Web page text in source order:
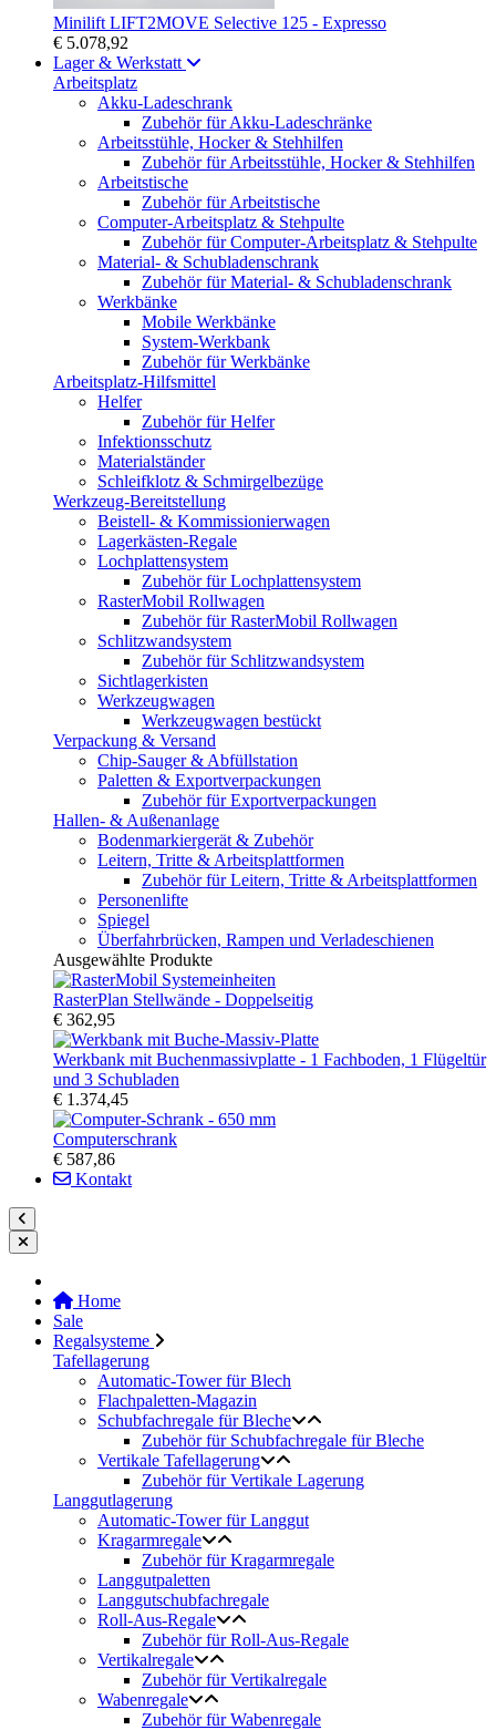
Minilift LIFT2MOVE Selective 125 - Expresso
€ 5.078,92
Lager & Werkstatt
Arbeitsplatz
Akku-Ladeschrank
Zubehör für Akku-Ladeschränke
Arbeitsstühle, Hocker & Stehhilfen
Zubehör für Arbeitsstühle, Hocker & Stehhilfen
Arbeitstische
Zubehör für Arbeitstische
Computer-Arbeitsplatz & Stehpulte
Zubehör für Computer-Arbeitsplatz & Stehpulte
Material- & Schubladenschrank
Zubehör für Material- & Schubladenschrank
Werkbänke
Mobile Werkbänke
System-Werkbank
Zubehör für Werkbänke
Arbeitsplatz-Hilfsmittel
Helfer
Zubehör für Helfer
Infektionsschutz
Materialständer
Schleifklotz & Schmirgelbezüge
Werkzeug-Bereitstellung
Beistell- & Kommissionierwagen
Lagerkästen-Regale
Lochplattensystem
Zubehör für Lochplattensystem
RasterMobil Rollwagen
Zubehör für RasterMobil Rollwagen
Schlitzwandsystem
Zubehör für Schlitzwandsystem
Sichtlagerkisten
Werkzeugwagen
Werkzeugwagen bestückt
Verpackung & Versand
Chip-Sauger & Abfüllstation
Paletten & Exportverpackungen
Zubehör für Exportverpackungen
Hallen- & Außenanlage
Bodenmarkiergerät & Zubehör
Leitern, Tritte & Arbeitsplattformen
Zubehör für Leitern, Tritte & Arbeitsplattformen
Personenlifte
Spiegel
Überfahrbrücken, Rampen und Verladeschienen
Ausgewählte Produkte
RasterPlan Stellwände - Doppelseitig
€ 362,95
Werkbank mit Buchenmassivplatte - 1 Fachboden, 1 Flügeltür
und 3 Schubladen
€ 1.374,45
Computerschrank
€ 587,86
Kontakt
Home
Sale
Regalsysteme
Tafellagerung
Automatic-Tower für Blech
Flachpaletten-Magazin
Schubfachregale für Bleche
Zubehör für Schubfachregale für Bleche
Vertikale Tafellagerung
Zubehör für Vertikale Lagerung
Langgutlagerung
Automatic-Tower für Langgut
Kragarmregale
Zubehör für Kragarmregale
Langgutpaletten
Langgutschubfachregale
Roll-Aus-Regale
Zubehör für Roll-Aus-Regale
Vertikalregale
Zubehör für Vertikalregale
Wabenregale
Zubehör für Wabenregale